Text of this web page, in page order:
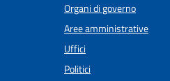
Organi di governo
Aree amministrative
Uffici
Politici